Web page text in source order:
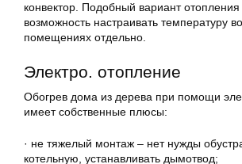
конвектор. Подобный вариант отопления
возможность настраивать температуру
помещениях отдельно.
Электро. отопление
Обогрев дома из дерева при помощи
имеет собственные плюсы:
· не тяжелый монтаж – нет нужды
котельную, устанавливать дымотвод;